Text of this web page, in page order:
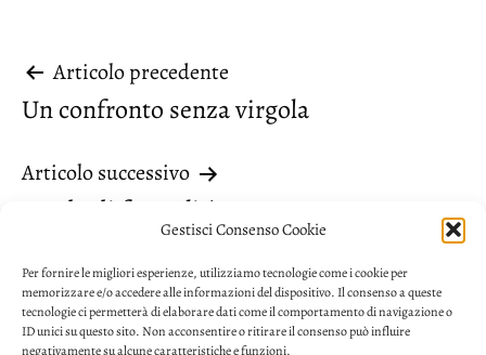
Gestisci Consenso Cookie
Per fornire le migliori esperienze, utilizziamo tecnologie come i cookie per
memorizzare e/o accedere alle informazioni del dispositivo. Il consenso a queste
tecnologie ci permetterà di elaborare dati come il comportamento di navigazione o
ID unici su questo sito. Non acconsentire o ritirare il consenso può influire
negativamente su alcune caratteristiche e funzioni.
Navigazione
articoli
Articolo precedente
Un confronto senza virgola
Articolo successivo
Grado di formalità